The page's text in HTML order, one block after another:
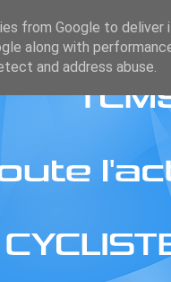
from Google to deliver
along with
and address abuse.